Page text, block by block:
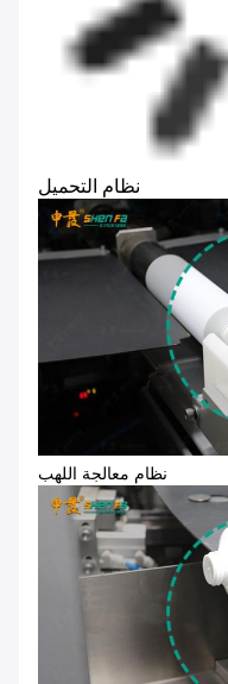
نظام التحميل
نظام معالجة اللهب